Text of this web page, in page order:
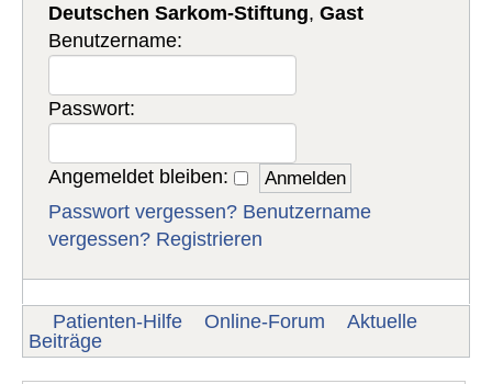
Deutschen Sarkom-Stiftung,Gast
Benutzername:
Passwort:
Angemeldet bleiben:
Passwort vergessen? Benutzername
vergessen? Registrieren
Patienten-Hilfe Online-Forum
Aktuelle
Beiträge